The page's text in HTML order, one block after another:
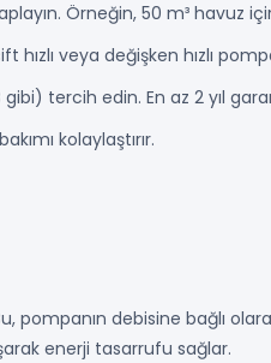
Örneğin, 50 m³ havuz
veya değişken hızlı
tercih edin. En az 2 yıl
kolaylaştırır.
debisine bağlı
enerji tasarrufu sağlar.